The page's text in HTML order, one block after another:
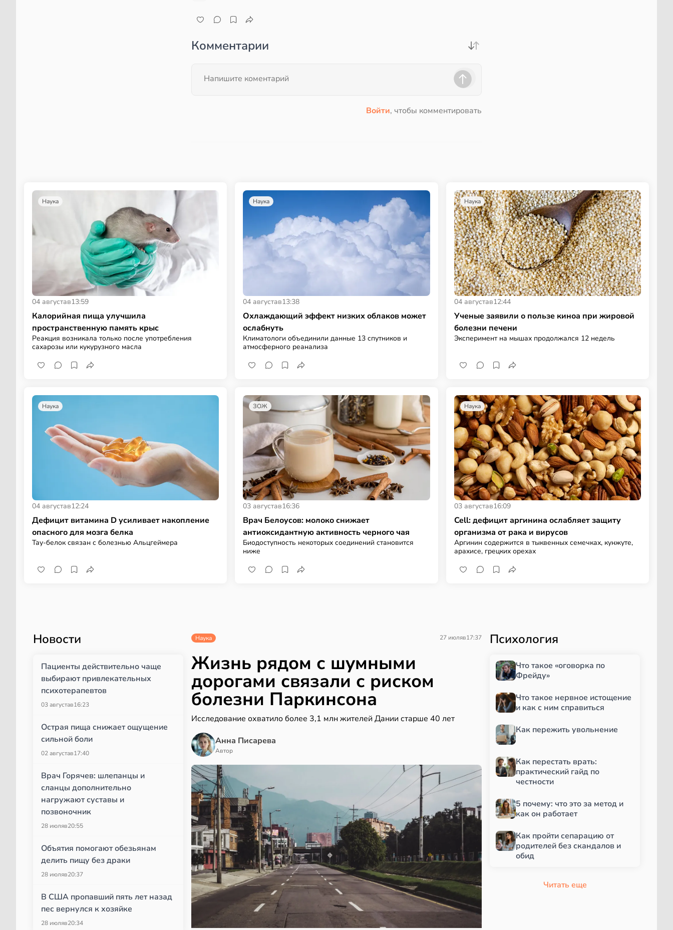
Комментарии
Войти, чтобы комментировать
Наука
04 августав13:59
Калорийная пища улучшила
пространственную память крыс
Реакция возникала только после употребления
сахарозы или кукурузного масла
Наука
04 августав13:38
Охлаждающий эффект низких облаков может
ослабнуть
Климатологи объединили данные 13 спутников и
атмосферного реанализа
Наука
04 августав12:44
Ученые заявили о пользе киноа при жировой
болезни печени
Эксперимент на мышах продолжался 12 недель
Наука
04 августав12:24
Дефицит витамина D усиливает накопление
опасного для мозга белка
Тау-белок связан с болезнью Альцгеймера
ЗОЖ
03 августав16:36
Врач Белоусов: молоко снижает
антиоксидантную активность черного чая
Биодоступность некоторых соединений становится
ниже
Наука
03 августав16:09
Cell: дефицит аргинина ослабляет защиту
организма от рака и вирусов
Аргинин содержится в тыквенных семечках, кунжуте,
арахисе, грецких орехах
Новости
Пациенты действительно чаще
выбирают привлекательных
психотерапевтов
03 августав16:23
Острая пища снижает ощущение
сильной боли
02 августав17:40
Врач Горячев: шлепанцы и
сланцы дополнительно
нагружают суставы и
позвоночник
28 июляв20:55
Объятия помогают обезьянам
делить пищу без драки
28 июляв20:37
В США пропавший пять лет назад
пес вернулся к хозяйке
28 июляв20:34
Наука 27 июляв17:37
Жизнь рядом с шумными
дорогами связали с риском
болезни Паркинсона
Исследование охватило более 3,1 млн жителей Дании старше 40 лет
Анна Писарева
Автор
Психология
Что такое «оговорка по
Фрейду»
Что такое нервное истощение
и как с ним справиться
Как пережить увольнение
Как перестать врать:
практический гайд по
честности
5 почему: что это за метод и
как он работает
Как пройти сепарацию от
родителей без скандалов и
обид
Читать еще